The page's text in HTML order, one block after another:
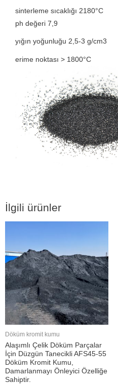
sinterleme sıcaklığı 2180°C
ph değeri 7,9
yığın yoğunluğu 2,5-3 g/cm3
erime noktası > 1800°C
İlgili ürünler
Döküm kromit kumu
Alaşımlı Çelik Döküm Parçalar
İçin Düzgün Tanecikli AFS45-55
Döküm Kromit Kumu,
Damarlanmayı Önleyici Özelliğe
Sahiptir.